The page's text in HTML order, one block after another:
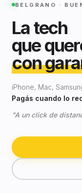
BELGRANO ·
La tech
que
con
iPhone, Mac,
Pagás cuando lo
"A un click de